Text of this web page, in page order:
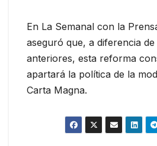
En La Semanal con la
aseguró que, a diferencia de
anteriores, esta reforma
apartará la política de la
Carta Magna.